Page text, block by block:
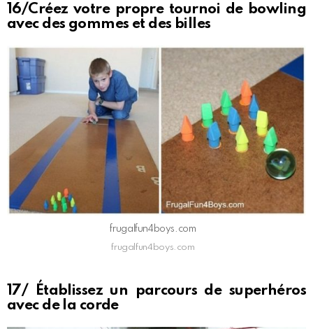
16/Créez votre propre tournoi de bowling
avec des gommes et des billes
frugalfun4boys.com
frugalfun4boys.com
17/ Établissez un parcours de superhéros
avec de la corde